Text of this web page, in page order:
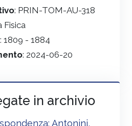
: PRIN-TOM-AU-318
Fisica
: 1809 - 1884
: 2024-06-20
in archivio
Antonini,